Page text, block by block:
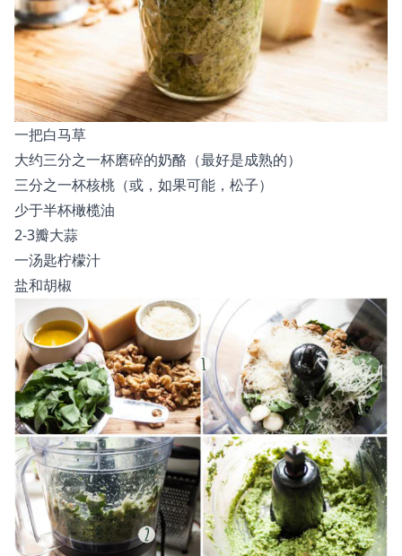
一把白马草
大约三分之一杯磨碎的奶酪（最好是成熟的）
三分之一杯核桃（或，如果可能，松子）
少于半杯橄榄油
2-3瓣大蒜
一汤匙柠檬汁
盐和胡椒